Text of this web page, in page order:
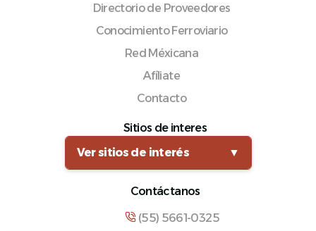
Directorio de Proveedores
Conocimiento Ferroviario
Red Méxicana
Afíliate
Contacto
Sitios de interes
Ver sitios de interés
▼
Contáctanos
(55) 5661-0325